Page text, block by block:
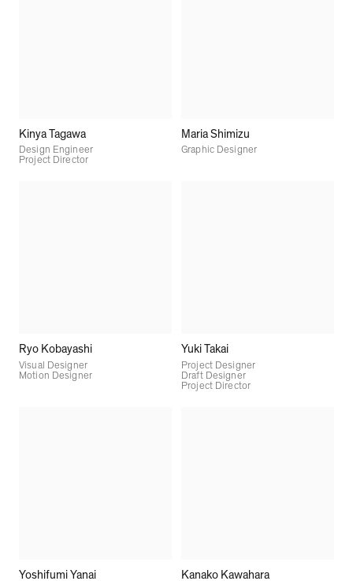
Kinya Tagawa
Design Engineer
Project Director
Maria Shimizu
Graphic Designer
Ryo Kobayashi
Visual Designer
Motion Designer
Yuki Takai
Project Designer
Draft Designer
Project Director
Yoshifumi Yanai Kanako Kawahara